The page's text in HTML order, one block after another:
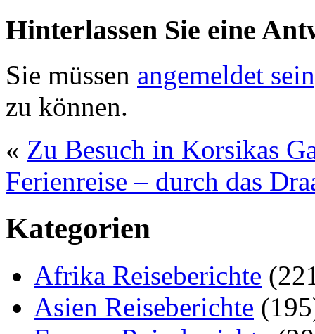
Hinterlassen Sie eine
Sie müssen angemeldet
zu können.
« Zu Besuch in Korsikas
Ferienreise – durch das
Kategorien
Afrika Reiseberichte
Asien Reiseberichte